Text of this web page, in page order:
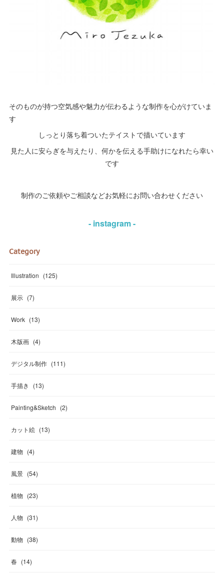
そのものが持つ空気感や魅力が伝わるような制作を心がけていま
す
しっとり落ち着ついたテイストで描いています
見た人に安らぎを与えたり、何かを伝える手助けになれたら幸い
です
制作のご依頼やご相談などお気軽にお問い合わせください
- instagram -
Category
Illustration (125)
展示 (7)
Work (13)
木版画 (4)
デジタル制作 (111)
手描き (13)
Painting&Sketch (2)
カット絵 (13)
建物 (4)
風景 (54)
植物 (23)
人物 (31)
動物 (38)
春 (14)